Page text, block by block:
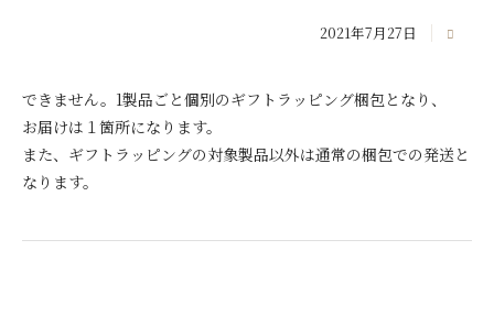
ギフトサービス
ご注文方法
商品カテゴリー
2021年7月27日
できません。1製品ごと個別のギフトラッピング梱包となり、
お届けは１箇所になります。
また、ギフトラッピングの対象製品以外は通常の梱包での発送と
なります。